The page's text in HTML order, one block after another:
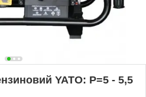
YATO: P=5 - 5,5